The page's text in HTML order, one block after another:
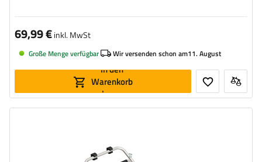
69,99 €inkl. MwSt
Große Menge verfügbar Wir versenden schon am11. August
In den
Warenkorb
legen
45 kg